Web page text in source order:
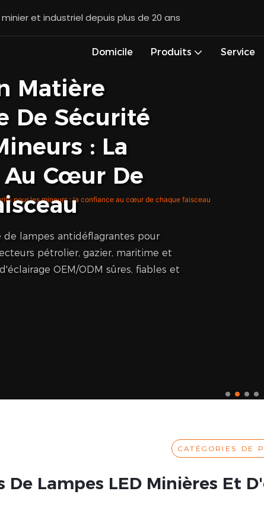
et industriel depuis plus de 20 ans
Domicile Produits Service
Matière
De Sécurité
: La
Cœur De
de lampes antidéflagrantes pour
pétrolier, gazier, maritime et
OEM/ODM sûres, fiables et
CATÉGORIES DE
De Lampes LED Minières Et